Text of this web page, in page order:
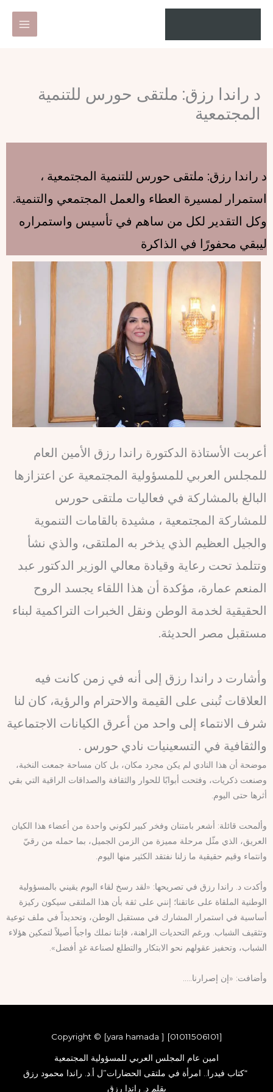
تخطي
د راندا رزق: ملتقى حورس للتنمية
المجتمعية
د راندا رزق: ملتقى حورس للتنمية المجتمعية ،
استمرار لمسيرة العطاء والعمل المجتمعي والتنمية.
وكل التقدير لكل من ساهم في تأسيس واستمراره
ليبقي محفورًا في الذاكرة
أعربت الأستاذة الدكتورة راندا رزق الأمين العام
للمجلس العربي للمسؤولية المجتمعية عن اعتزازها
البالغ بالمشاركة في فعاليات ملتقى حورس
للمشاركة المجتمعية ، مشيدة بالقامات التنموية
والجيل العظيم الذي يذخر به الملتقى، والذي نشأ
وتتلمذ تحت رعاية وقيادة معالي الوزير الدكتور عبد
المنعم عمارة، مؤكدة أن هذا اللقاء يجسد الروح
الحقيقية لخدمة الوطن ونقل الخبرات التراكمية لبناء
مستقبل مصر الحديثة.
وأشارت د راندا رزق إلى أنه في زمن كانت فيه
العلاقات تُبنى على القيمة والاحترام والرؤية، كان لنا
شرف الانتماء إلى واحد من أعرق الكيانات الاجتماعية
والثقافية في التسعينيات نادي حورس .
موضحة أن هذا النادي لم يكن مجرد مكان، بل كان مساحة جمعت النخبة،
وصنعت ذكريات، وفتحت أبوابًا للحوار والثقافة والصداقات الراقية التي بقي
أثرها حتى اليوم.
وألمحت قائلة: أشعر بامتنان وفخر كبير لكوني واحدة من أعضاء هذا الكيان
العريق، الذي مثّل مرحلة مميزة من الزمن الجميل، بما حمله من رقيّ
وانتماء وقيم حقيقية ما زلنا نفتقد الكثير منها اليوم.
وأكدت د. راندا رزق في تصريحها: «لقد رسخ لقاء اليوم يقيني بالمسؤولية
الوطنية الملقاة على عاتقنا؛ إنني على ثقة بأن هذا الملتقى سيكون ركيزة
أساسية في استمرار المشارك في مستقبل الوطن، وتحديداً في ملف توعية
وتثقيف الشباب. ورغم التحديات الراهنة، فإننا نملك واجباً أصيلاً لتمكين هؤلاء
الشباب، وتحفيز عقولهم نحو الابتكار والتطلع لصناعة غدٍ أفضل».
وأضافت: «إن إصرارنا…..
Copyright © [yara hamada ] [01011506101]
امين عام المجلس العربي للمسؤولية المجتمعية
“كتاب فيدرا.. امرأة في ملتقى الحضارات”ل أ.د. راندا محمود رزق
بقلم د. راندا رزق